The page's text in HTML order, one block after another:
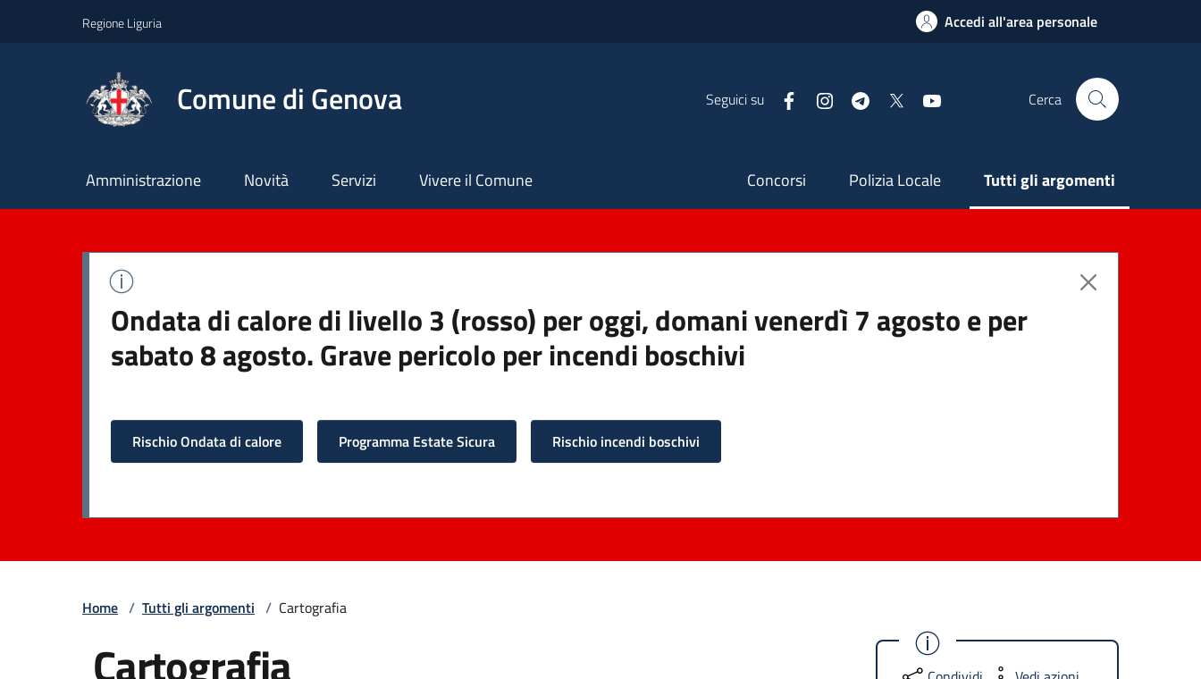
Regione Liguria Accedi all'area personale
Comune di Genova Seguici su FacebookInstagramTelegram Cerca
Principale
Amministrazione Novità Servizi Vivere il Comune Secondaria
Concorsi Polizia Locale Tutti gli argomenti
Ondata di calore di livello 3 (rosso) per oggi, domani venerdì 7 agosto e per
sabato 8 agosto. Grave pericolo per incendi boschivi
Rischio Ondata di calore Programma Estate Sicura Rischio incendi boschivi
Home / Tutti gli argomenti / Cartografia
Cartografia